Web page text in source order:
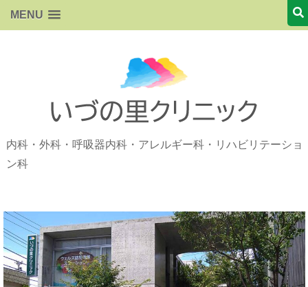
MENU
内科・外科・呼吸器内科・アレルギー科・リハビリテーショ
ン科